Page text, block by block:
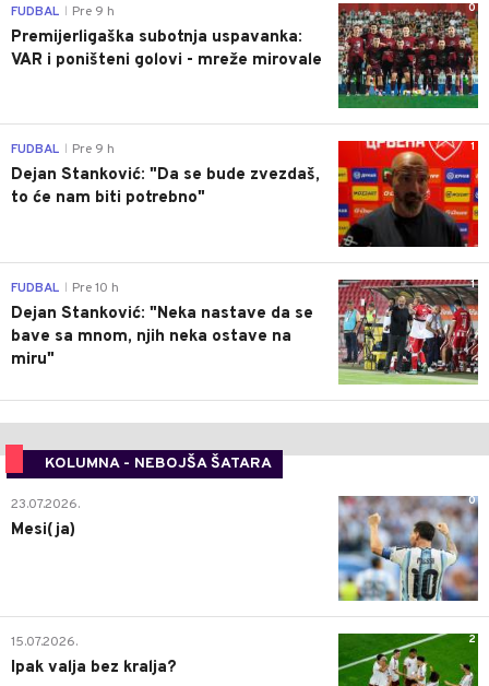
0
FUDBAL Pre 9 h
Premijerligaška subotnja uspavanka:
VAR i poništeni golovi - mreže mirovale
1
FUDBAL Pre 9 h
Dejan Stanković: "Da se bude zvezdaš,
to će nam biti potrebno"
1
FUDBAL Pre 10 h
Dejan Stanković: "Neka nastave da se
bave sa mnom, njih neka ostave na
miru"
KOLUMNA - NEBOJŠA ŠATARA
0
23.07.2026.
Mesi(ja)
2
15.07.2026.
Ipak valja bez kralja?